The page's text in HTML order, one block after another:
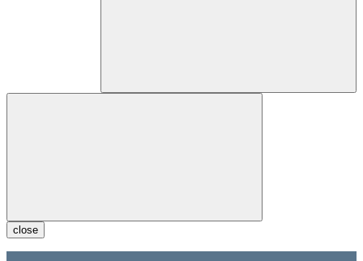
close